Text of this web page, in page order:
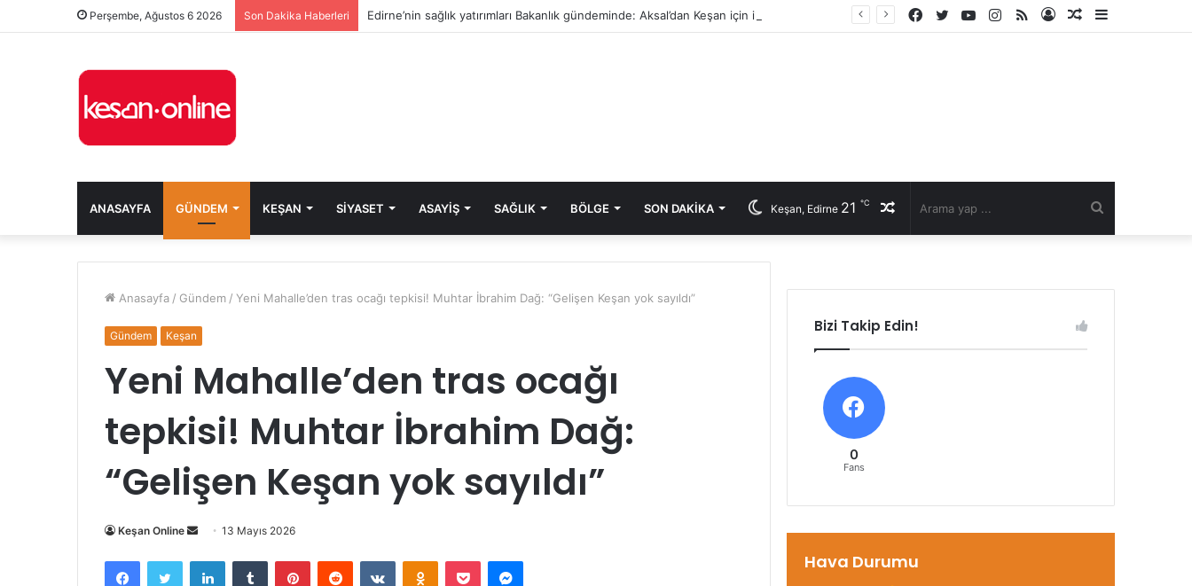
Perşembe, Ağustos 6 2026 Son Dakika Haberleri Edirne’nin sağlık yatırımları Bakanlık gündeminde: Aksal’dan Keşan için iki önemli talep
Kenar
Rastgele
Kayıt
RSS
Instagram
YouTube
Twitter
Facebook
ANASAYFA GÜNDEM KEŞAN SIYASET ASAYIŞ SAĞLIK BÖLGE SON DAKIKA Rastgele
Keşan, Edirne 21 ℃
Anasayfa / Gündem / Yeni Mahalle’den tras ocağı tepkisi! Muhtar İbrahim Dağ: “Gelişen Keşan yok sayıldı”
Gündem Keşan
Yeni Mahalle’den tras ocağı
tepkisi! Muhtar İbrahim Dağ:
“Gelişen Keşan yok sayıldı”
Keşan Online
Bir
posta
13 Mayıs 2026
FacebookTwitter LinkedInTumblr PinterestReddit VKontakteOdnoklassniki
Pocket Messenger
Bizi Takip Edin!
0
Fans
Hava Durumu